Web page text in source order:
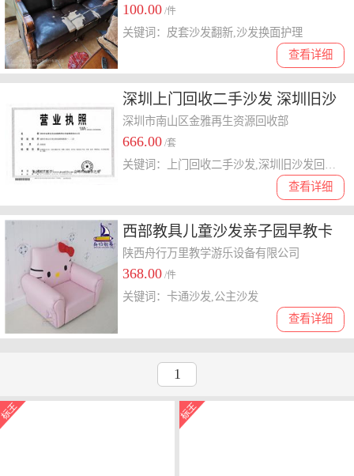
100.00 /件
查看详细
关键词：皮套沙发翻新,沙发换面护理
深圳上门回收二手沙发 深圳旧沙
发回收 深圳真皮沙发回收 转角沙
发回收 组合沙发回收
深圳市南山区金雅再生资源回收部
666.00 /套
查看详细
西部教具儿童沙发亲子园早教卡
通沙发hello kitty沙发凯蒂猫沙发
公主沙发
陕西舟行万里教学游乐设备有限公司
368.00 /件
查看详细
关键词：卡通沙发,公主沙发
1